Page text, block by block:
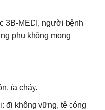
3B-MEDI, người bệnh
phụ không mong
ỉa chảy.
đi không vững, tê cóng